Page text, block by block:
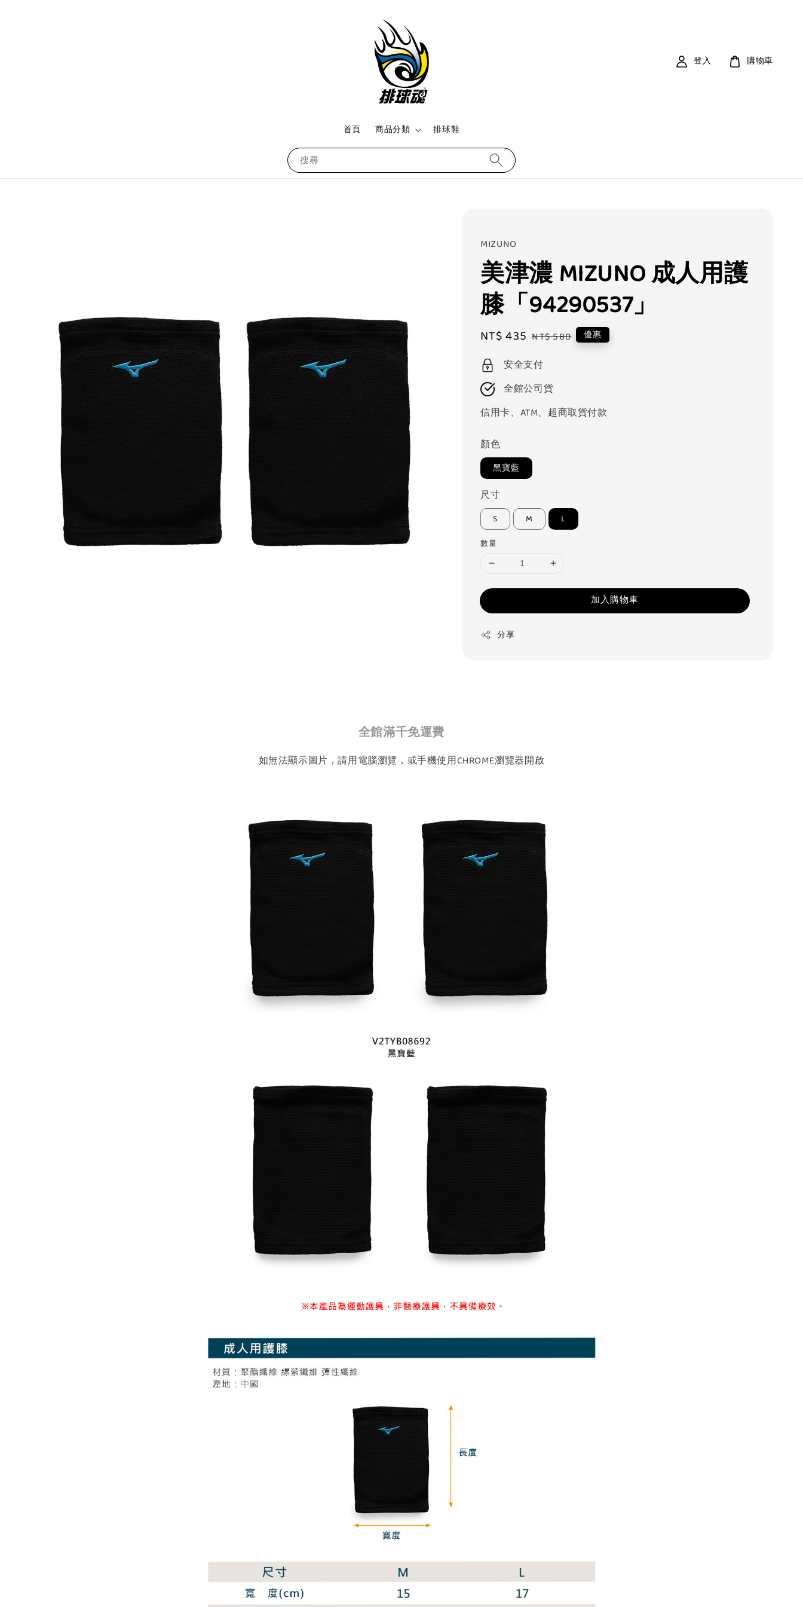
搜尋
首頁 商品分類 排球鞋
登入 購物車
MIZUNO
美津濃 MIZUNO 成人用護
膝「94290537」
Sale
price
NT$ 435 Regular
NT$ 580 優惠
安全支付
全館公司貨
信用卡、ATM、超商取貨付款
顏色
黑寶藍
尺寸
S M L
數量
加入購物車
分享
全館滿千免運費
如無法顯示圖片，請用電腦瀏覽，或手機使用CHROME瀏覽器開啟